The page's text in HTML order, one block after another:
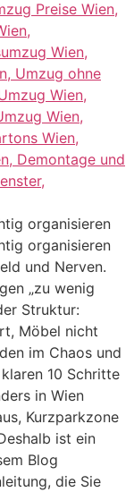
organisieren
organisieren
und Nerven.
„zu wenig
Struktur:
Möbel nicht
im Chaos und
10 Schritte
in Wien
Kurzparkzone
ist ein
Blog
die Sie